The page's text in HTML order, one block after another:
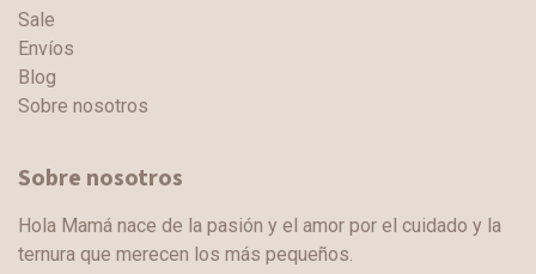
Sale
Envíos
Blog
Sobre nosotros
Sobre nosotros
Hola Mamá nace de la pasión y el amor por el cuidado y la
ternura que merecen los más pequeños.